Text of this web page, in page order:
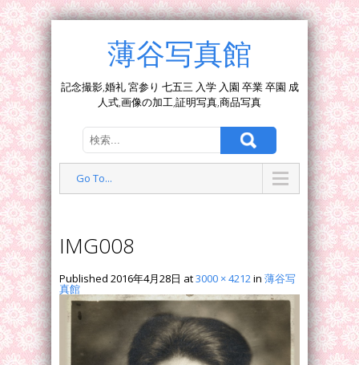
薄谷写真館
記念撮影,婚礼 宮参り 七五三 入学 入園 卒業 卒園 成
人式,画像の加工,証明写真,商品写真
Go To...
IMG008
Published 2016年4月28日 at3000 × 4212in 薄谷写
真館